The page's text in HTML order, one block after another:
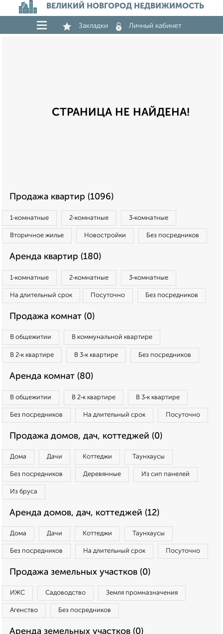
ВЕЛИКИЙ НОВГОРОД НЕДВИЖИМОСТЬ
Закладки Личный кабинет
СТРАНИЦА НЕ НАЙДЕНА!
Продажа квартир (1096)
1‑комнатные 2‑комнатные 3‑комнатные
Вторичное жилье Новостройки Без посредников
Аренда квартир (180)
1‑комнатные 2‑комнатные 3‑комнатные
На длительный срок Посуточно Без посредников
Продажа комнат (0)
В общежитии В коммунальной квартире
В 2‑к квартире В 3‑к квартире Без посредников
Аренда комнат (80)
В общежитии В 2‑к квартире В 3‑к квартире
Без посредников На длительный срок Посуточно
Продажа домов, дач, коттеджей (0)
Дома Дачи Коттеджи Таунхаусы
Без посредников Деревянные Из сип панелей
Из бруса
Аренда домов, дач, коттеджей (12)
Дома Дачи Коттеджи Таунхаусы
Без посредников На длительный срок Посуточно
Продажа земельных участков (0)
ИЖС Садоводство Земля промназначения
Агенство Без посредников
Аренда земельных участков (0)